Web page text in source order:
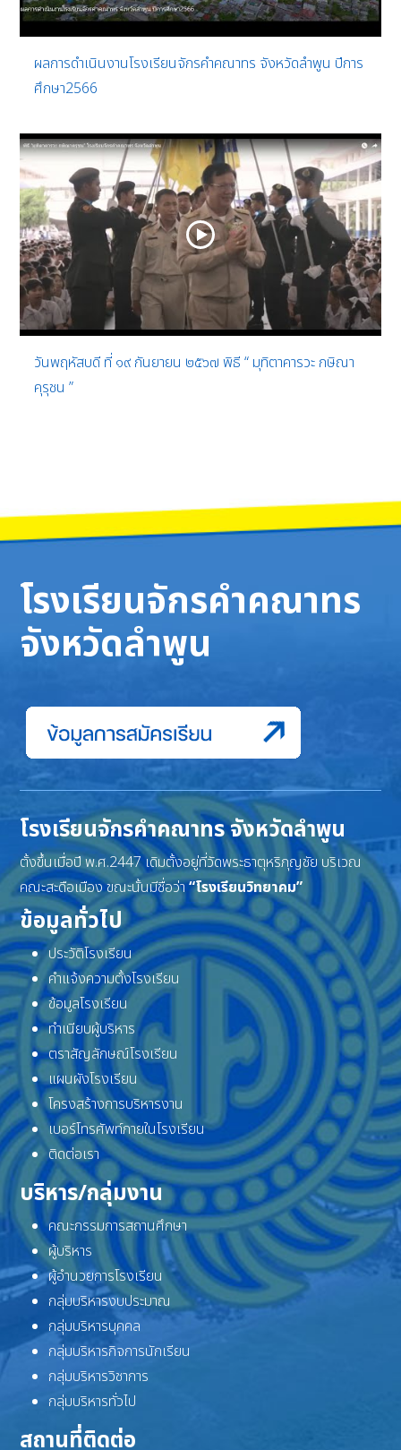
ผลการดำเนินงานโรงเรียนจักรคำคณาทร จังหวัดลำพูน ปีการ
ศึกษา2566
วันพฤหัสบดี ที่ ๑๙ กันยายน ๒๕๖๗ พิธี “ มุทิตาคารวะ กษิณา
คุรุชน ”
โรงเรียนจักรคำคณาทร
จังหวัดลำพูน
โรงเรียนจักรคำคณาทร จังหวัดลำพูน
ตั้งขึ้นเมื่อปี พ.ศ.2447 เดิมตั้งอยู่ที่วัดพระธาตุหริภุญชัย บริเวณ
คณะสะดือเมือง ขณะนั้นมีชื่อว่า“โรงเรียนวิทยาคม”
ข้อมูลทั่วไป
ประวัติโรงเรียน
คำแจ้งความตั้งโรงเรียน
ข้อมูลโรงเรียน
ทำเนียบผู้บริหาร
ตราสัญลักษณ์โรงเรียน
แผนผังโรงเรียน
โครงสร้างการบริหารงาน
เบอร์โทรศัพท์ภายในโรงเรียน
ติดต่อเรา
บริหาร/กลุ่มงาน
คณะกรรมการสถานศึกษา
ผู้บริหาร
ผู้อำนวยการโรงเรียน
กลุ่มบริหารงบประมาณ
กลุ่มบริหารบุคคล
กลุ่มบริหารกิจการนักเรียน
กลุ่มบริหารวิชาการ
กลุ่มบริหารทั่วไป
สถานที่ติดต่อ